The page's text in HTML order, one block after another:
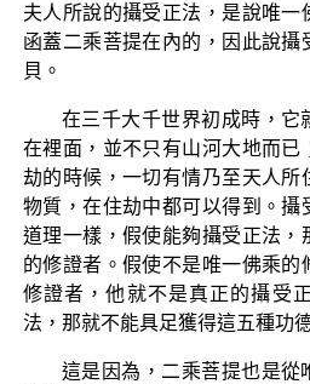
夫人所說的攝受正法，是說唯一
函蓋二乘菩提在內的，因此說攝
貝。
在三千大千世界初成時，它
在裡面，並不只有山河大地而已
劫的時候，一切有情乃至天人所
物質，在住劫中都可以得到。攝
道理一樣，假使能夠攝受正法，
的修證者。假使不是唯一佛乘的
修證者，他就不是真正的攝受
法，那就不能具足獲得這五種功
這是因為，二乘菩提也是從